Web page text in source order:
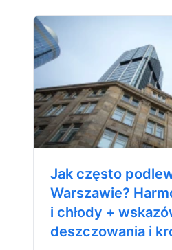
Jak często
Warszawie?
i chłody +
deszczowania i